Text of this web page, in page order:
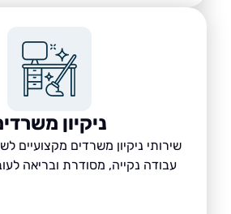
ניקיון משרדים
שירותי ניקיון משרדים מקצועיים לשמירה
עבודה נקייה, מסודרת ובריאה לעובדים